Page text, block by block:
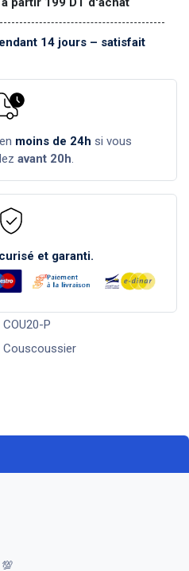
14 jours – satisfait
en moins de 24h si vous
avant 20h.
et garanti.
COU20-P
Couscoussier